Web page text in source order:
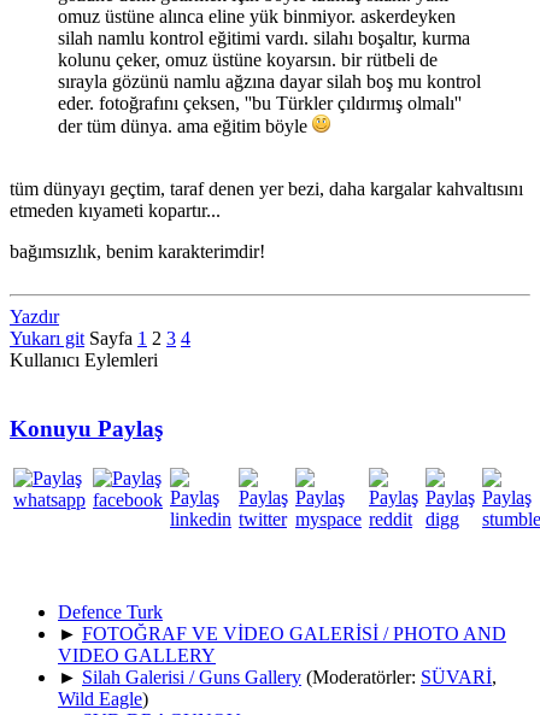
omuz üstüne alınca eline yük binmiyor. askerdeyken
silah namlu kontrol eğitimi vardı. silahı boşaltır, kurma
kolunu çeker, omuz üstüne koyarsın. bir rütbeli de
sırayla gözünü namlu ağzına dayar silah boş mu kontrol
eder. fotoğrafını çeksen, ''bu Türkler çıldırmış olmalı''
der tüm dünya. ama eğitim böyle
tüm dünyayı geçtim, taraf denen yer bezi, daha kargalar kahvaltısını
etmeden kıyameti kopartır...
bağımsızlık, benim karakterimdir!
Yazdır
Yukarı git Sayfa 1 2 3 4
Kullanıcı Eylemleri
Konuyu Paylaş
Defence Turk
► FOTOĞRAF VE VİDEO GALERİSİ / PHOTO AND
VIDEO GALLERY
► Silah Galerisi / Guns Gallery (Moderatörler: SÜVARİ,
Wild Eagle)